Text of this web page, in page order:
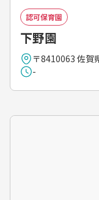
認可保育園
下野園
〒8410063 佐賀
-